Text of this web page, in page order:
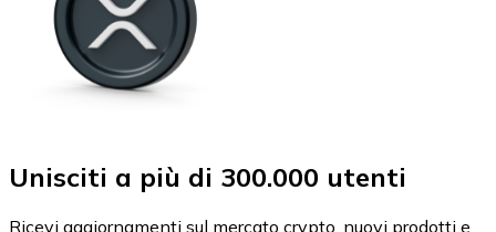
Unisciti a più di 300.000 utenti
Ricevi aggiornamenti sul mercato crypto, nuovi prodotti e